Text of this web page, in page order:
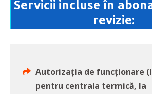
Servicii incluse în
revizie:
Autorizația de funcționare
pentru centrala termică, la